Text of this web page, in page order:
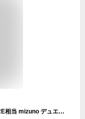
送料無料 ミズノ ランニングシューズ メンズ 2E相当 mizuno デュエルフラッシュ 厚底 マラソン 中級者向け レーシング 陸上 競技 ランシュー トラックレース対応 スポーツシューズ 男性用 靴 くつ/U1GD2360